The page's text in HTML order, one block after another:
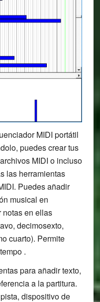
MIDI portátil
puedes crear tus
MIDI o incluso
las herramientas
Puedes añadir
musical en
notas en ellas
decimosexto,
cuarto). Permite
.
para añadir texto,
a la partitura.
dispositivo de